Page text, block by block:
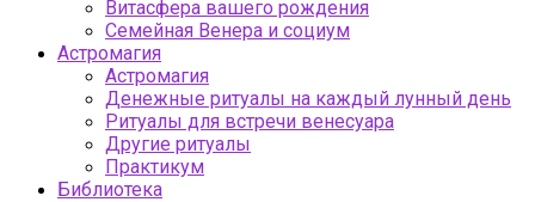
Витасфера вашего рождения
Семейная Венера и социум
Астромагия
Астромагия
Денежные ритуалы на каждый лунный день
Ритуалы для встречи венесуара
Другие ритуалы
Практикум
Библиотека